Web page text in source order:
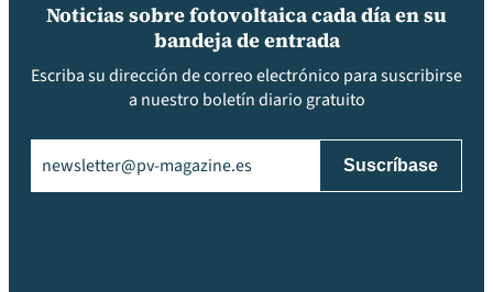
Noticias sobre fotovoltaica cada día en su
bandeja de entrada
Escriba su dirección de correo electrónico para suscribirse
a nuestro boletín diario gratuito